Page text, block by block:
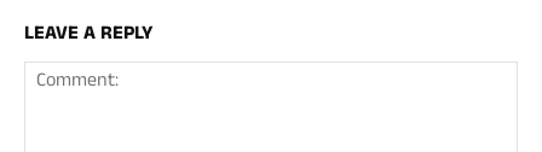
LEAVE A REPLY